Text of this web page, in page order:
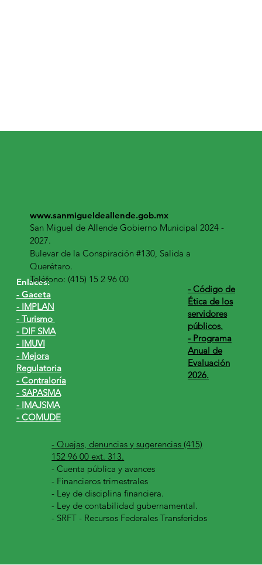
Enlaces:
- Gaceta
- IMPLAN
- Turismo
- DIF SMA
- IMUVI
- Mejora
Regulatoria
- Contraloría
- SAPASMA
- IMAJSMA
- COMUDE
www.sanmigueldeallende.gob.mx
San Miguel de Allende Gobierno Municipal 2024 -
2027.
Bulevar de la Conspiración #130, Salida a
Querétaro.
Teléfono: (415) 15 2 96 00
- Quejas, denuncias y sugerencias (415)
152 96 00 ext. 313.
-Cuenta pública y avances
- Financieros trimestrales
- Ley de disciplina financiera.
- Ley de contabilidad gubernamental.
- SRFT - Recursos Federales Transferidos
​- Código de
Ética de los
servidores
públicos.
- Programa
Anual de
Evaluación
2026.